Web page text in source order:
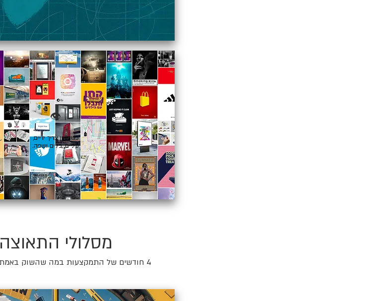
👁️
כשרעיון צריך ידיים,
עיניים, כלים ושפה.
מסלולי התאוצה
4 חודשים של התמקצעות במה שהשוק באמת צריך עכשיו.